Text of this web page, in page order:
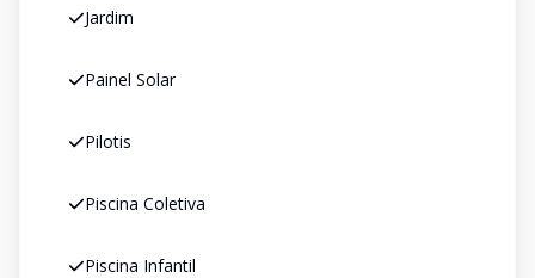
Jardim
Painel Solar
Pilotis
Piscina Coletiva
Piscina Infantil